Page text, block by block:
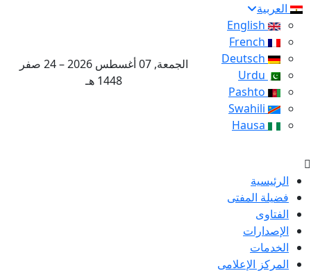
العربية
الجمعة, 07 أغسطس 2026 – 24 صفر
1448 هـ
الرئيسية
فضيلة المفتى
الفتاوى
الإصدارات
الخدمات
المركز الإعلامى